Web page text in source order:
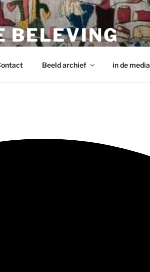
BELEVING
Beeld archief in de media